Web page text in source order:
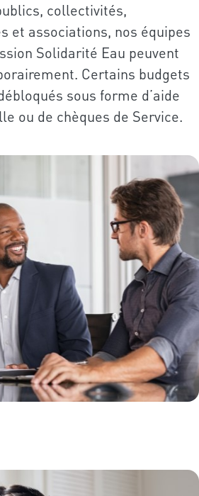
collectivités,
et associations, nos équipes
Solidarité Eau peuvent
Certains budgets
sous forme d’aide
ou de chèques de Service.